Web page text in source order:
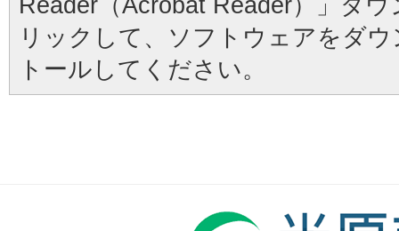
リックして、ソフトウェアをダ
トールしてください。